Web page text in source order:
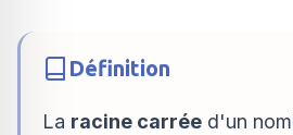
Définition
La racine carrée d'un